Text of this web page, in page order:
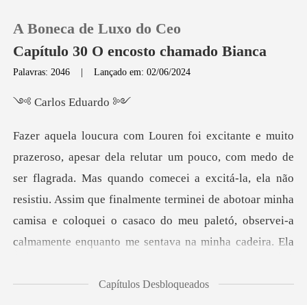
Loja
Histórico
Sair
A Boneca de Luxo do Ceo
Capítulo 30 O encosto chamado Bianca
Palavras: 2046 |Lançado em: 02/06/2024
os Edu
flagrada. Mas quando comecei a excitá-la, ela não
resistiu. Assim que finalmente terminei de abotoar minha
ca
Capítulos Desbloqueados